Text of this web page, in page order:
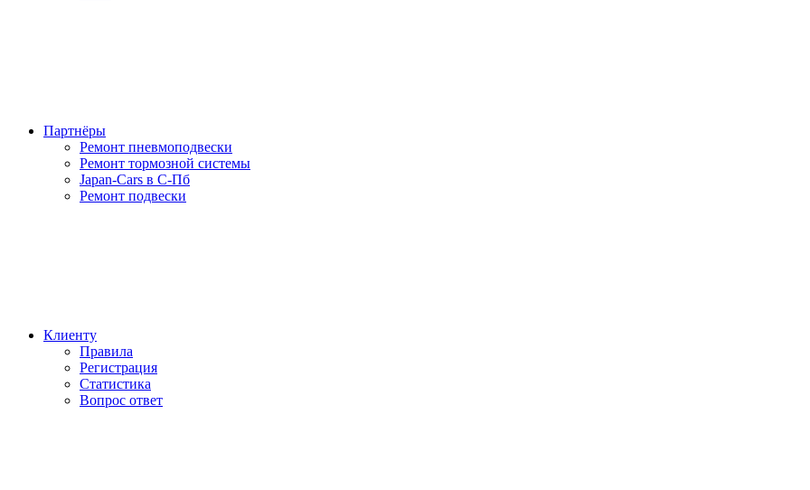
Партнёры
Ремонт пневмоподвески
Ремонт тормозной системы
Japan-Cars в С-Пб
Ремонт подвески
Клиенту
Правила
Регистрация
Статистика
Вопрос ответ